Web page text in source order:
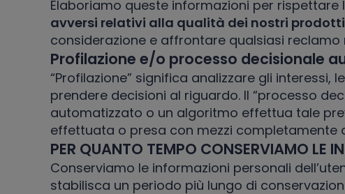
Elaboriamo queste informazioni per
avversi relativi alla qualità dei nostri prodotti
considerazione e affrontare qualsiasi
Profilazione e/o processo decisionale
“Profilazione” significa analizzare gli
prendere decisioni al riguardo. Il “processo
automatizzato o un algoritmo effettua tale
effettuata o presa con mezzi completamente
PER QUANTO TEMPO CONSERVIAMO LE
Conserviamo le informazioni personali
stabilisca un periodo più lungo di